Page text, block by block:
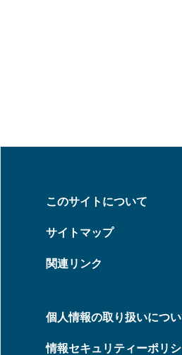
このサイトについて
サイトマップ
関連リンク
個人情報の取り扱いにつ
情報セキュリティーポリ